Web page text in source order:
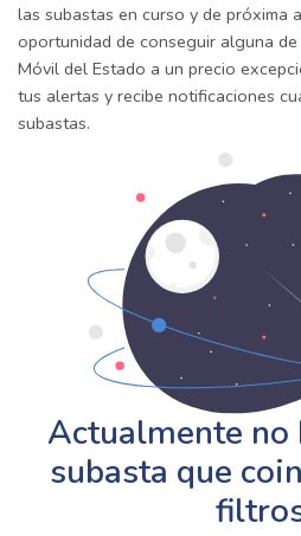
las subastas en curso y de próxima
oportunidad de conseguir alguna
Móvil del Estado a un precio
tus alertas y recibe notificaciones
subastas.
Actualmente no
subasta que